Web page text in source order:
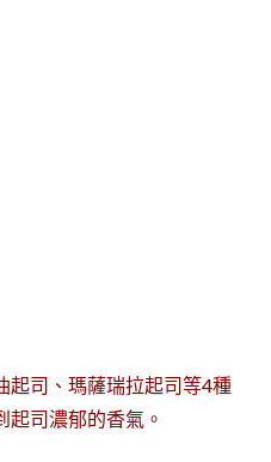
起司、瑪薩瑞拉起司等4種
起司濃郁的香氣。